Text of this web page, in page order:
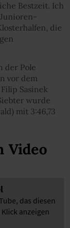
Bestzeit. Ich
die
der Pole
vor dem
Sasinek
wurde
mit 3:46,73
Video
das diesen
anzeigen